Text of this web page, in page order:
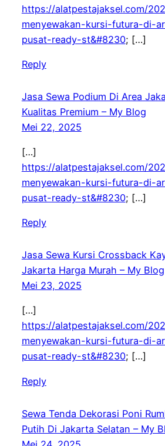
https://alatpestajaksel.com/
menyewakan-kursi-futura-di-
pusat-ready-st&#8230; […]
Reply
Jasa Sewa Podium Di Area
Kualitas Premium – My Blog
Mei 22, 2025
[…]
https://alatpestajaksel.com/
menyewakan-kursi-futura-di-
pusat-ready-st&#8230; […]
Reply
Jasa Sewa Kursi Crossback
Jakarta Harga Murah – My Blog
Mei 23, 2025
[…]
https://alatpestajaksel.com/
menyewakan-kursi-futura-di-
pusat-ready-st&#8230; […]
Reply
Sewa Tenda Dekorasi Poni
Putih Di Jakarta Selatan – My